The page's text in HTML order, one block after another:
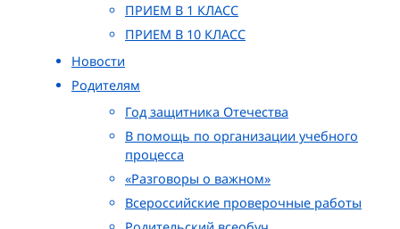
ПРИЕМ В 1 КЛАСС
ПРИЕМ В 10 КЛАСС
Новости
Родителям
Год защитника Отечества
В помощь по организации учебного
процесса
«Разговоры о важном»
Всероссийские проверочные работы